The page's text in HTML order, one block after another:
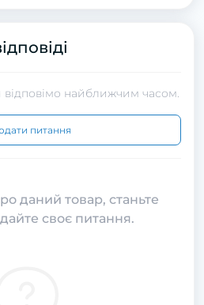
відповімо найближчим часом.
питання
даний товар, станьте
своє питання.